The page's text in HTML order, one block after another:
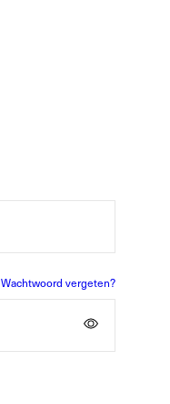
Wachtwoord vergeten?